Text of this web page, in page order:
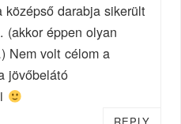
középső darabja sikerült
(akkor éppen olyan
Nem volt célom a
jövőbelátó
REPLY